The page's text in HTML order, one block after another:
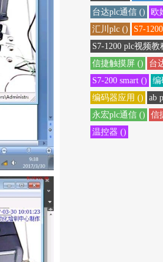
台达plc通信 ()
欧
汇川plc ()
S7-
S7-1200 plc视频教
信捷触摸屏 ()
台
S7-200 smart ()
编
编码器应用 ()
ab
永宏plc通信 ()
信
温控器 ()